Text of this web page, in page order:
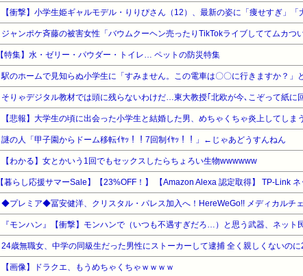
ジャンポケ斉藤の被害女性「バウムクーヘン売ったりTikTokライブしててムカつ
【特集】水・ゼリー・パウダー・トイレ… ペットの防災特集
駅のホームで見知らぬ小学生に「すみません。この電車は〇〇に行きますか？
そりゃデジタル教材では頭に残らないわけだ…東大教授｢北欧が今､こぞって紙に
【悲報】大学生の頃に出会った小学生と結婚した男、めちゃくちゃ炎上してしま
謎の人「甲子園からドーム移転ｲﾔｯ！！7回制ｲﾔｯ！！」←じゃあどうすんねん
【わかる】女とかいう1回でもセックスしたらちょろい生物wwwwww
◆プレミア◆冨安健洋、クリスタル・パレス加入へ！HereWeGo!! メディカルチ
24歳無職女、中学の同級生だった男性にストーカーして逮捕 全く親しくないの
【画像】ドラクエ、もうめちゃくちゃｗｗｗｗ